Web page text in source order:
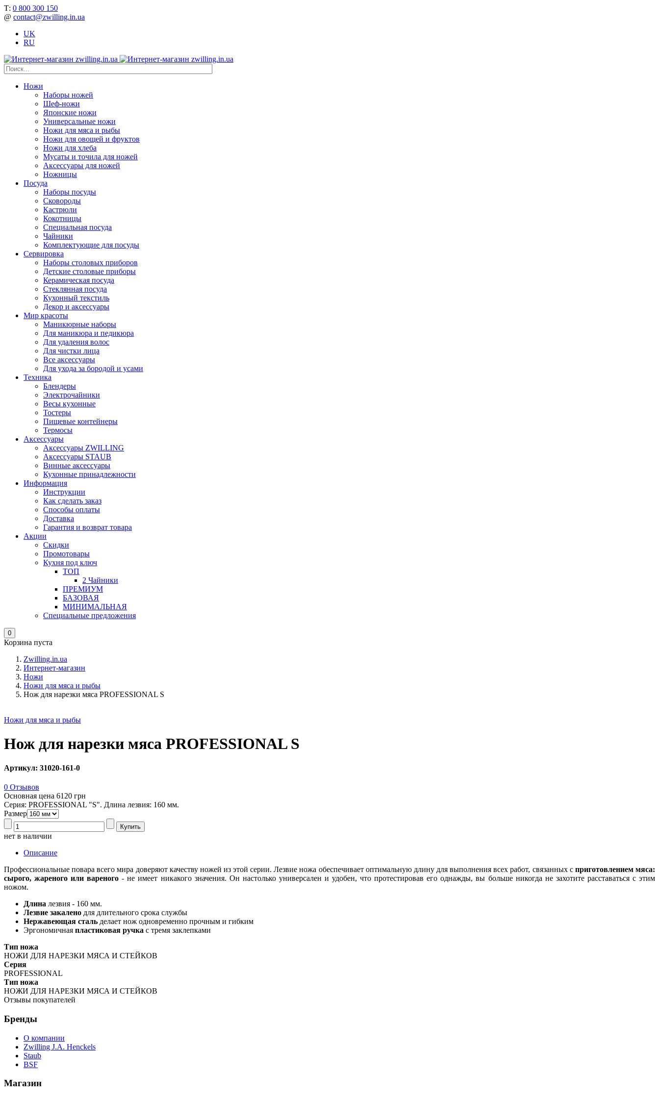
Т: 0 800 300 150
@ contact@zwilling.in.ua
UK
RU
Ножи
Наборы ножей
Шеф-ножи
Японские ножи
Универсальные ножи
Ножи для мяса и рыбы
Ножи для овощей и фруктов
Ножи для хлеба
Мусаты и точила для ножей
Аксессуары для ножей
Ножницы
Посуда
Наборы посуды
Сковороды
Кастрюли
Кокотницы
Специальная посуда
Чайники
Комплектующие для посуды
Сервировка
Наборы столовых приборов
Детские столовые приборы
Керамическая посуда
Стеклянная посуда
Кухонный текстиль
Декор и аксессуары
Мир красоты
Маникюрные наборы
Для маникюра и педикюра
Для удаления волос
Для чистки лица
Все аксессуары
Для ухода за бородой и усами
Техника
Блендеры
Электрочайники
Весы кухонные
Тостеры
Пищевые контейнеры
Термосы
Аксессуары
Аксессуары ZWILLING
Аксессуары STAUB
Винные аксессуары
Кухонные принадлежности
Информация
Инструкции
Как сделать заказ
Способы оплаты
Доставка
Гарантия и возврат товара
Акции
Скидки
Промотовары
Кухня под ключ
ТОП
2 Чайники
ПРЕМИУМ
БАЗОВАЯ
МИНИМАЛЬНАЯ
Специальные предложения
0
Корзина пуста
Zwilling.in.ua
Интернет-магазин
Ножи
Ножи для мяса и рыбы
Нож для нарезки мяса PROFESSIONAL S
Ножи для мяса и рыбы
Нож для нарезки мяса PROFESSIONAL S
Артикул: 31020-161-0
0 Отзывов
Основная цена 6120 грн
Серия: PROFESSIONAL "S". Длина лезвия: 160 мм.
Размер
нет в наличии
Описание
Профессиональные повара всего мира доверяют качеству ножей из этой серии. Лезвие ножа обеспечивает оптимальную длину для выполнения всех работ, связанных с приготовлением мяса:
сырого, жареного или вареного - не имеет никакого значения. Он настолько универсален и удобен, что протестировав его однажды, вы больше никогда не захотите расставаться с этим
ножом.
Длина лезвия - 160 мм.
Лезвие закалено для длительного срока службы
Нержавеющая сталь делает нож одновременно прочным и гибким
Эргономичная пластиковая ручка с тремя заклепками
Тип ножа
НОЖИ ДЛЯ НАРЕЗКИ МЯСА И СТЕЙКОВ
Серия
PROFESSIONAL
Тип ножа
НОЖИ ДЛЯ НАРЕЗКИ МЯСА И СТЕЙКОВ
Отзывы покупателей
Бренды
О компании
Zwilling J.A. Henckels
Staub
BSF
Магазин